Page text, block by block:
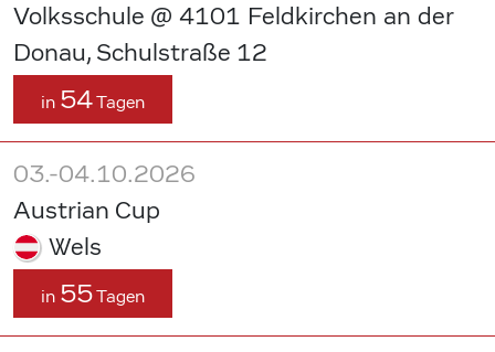
Volksschule @ 4101 Feldkirchen an der
Donau, Schulstraße 12
in 54Tagen
03.-04.10.2026
Austrian Cup
Wels
in 55Tagen